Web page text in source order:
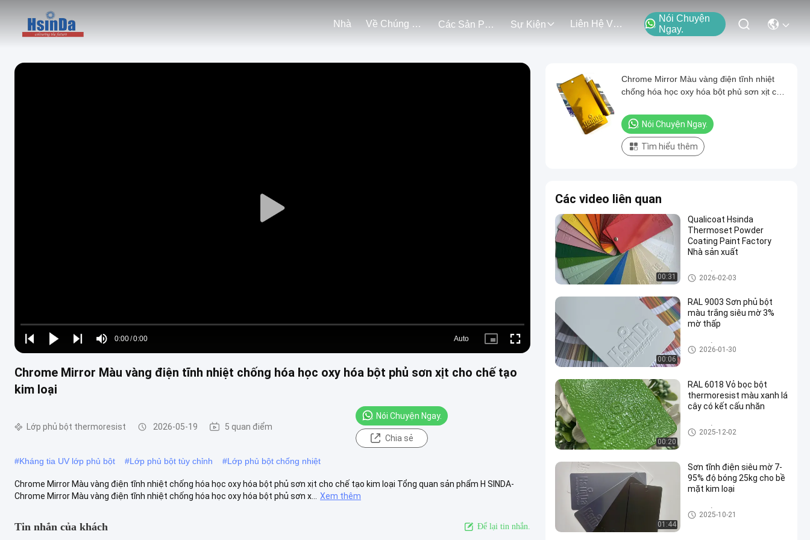
Nhà Về Chúng Tôi Các Sản Phẩm Sự Kiện Liên Hệ Với Chúng Tôi
Nói Chuyện
Ngay.
Play
Play
Play
Play
Mute
Time
0:00/0:00
Loaded:
0%
Auto
Picture- Fullscreen
Chrome Mirror Màu vàng điện tĩnh nhiệt chống hóa học oxy hóa bột phủ sơn xịt cho chế tạo
kim loại
Lớp phủ bột thermoresist 2026-05-19 5 quan điểm
Nói Chuyện Ngay.
Chia sẻ
#Kháng tia UV lớp phủ bột #Lớp phủ bột tùy chỉnh #Lớp phủ bột chống nhiệt
Chrome Mirror Màu vàng điện tĩnh nhiệt chống hóa học oxy hóa bột phủ sơn xịt cho chế tạo kim loại Tổng quan sản phẩm H SINDA-
Chrome Mirror Màu vàng điện tĩnh nhiệt chống hóa học oxy hóa bột phủ sơn x...
Xem thêm
Tin nhắn của khách Để lại tin nhắn.
Chrome Mirror Màu vàng điện tĩnh nhiệt
chống hóa học oxy hóa bột phủ sơn xịt cho
Nói Chuyện Ngay.
Tìm hiểu thêm
Các video liên quan
00:31
Qualicoat Hsinda
Thermoset Powder
Coating Paint Factory
Nhà sản xuất
Lớp phủ bột thermoresist
2026-02-03
00:06
RAL 9003 Sơn phủ bột
màu trắng siêu mờ 3%
mờ thấp
Lớp phủ bột thermoresist
2026-01-30
00:20
RAL 6018 Vỏ bọc bột
thermoresist màu xanh lá
cây có kết cấu nhăn
Lớp phủ bột thermoresist
2025-12-02
01:44
Sơn tĩnh điện siêu mờ 7-
95% độ bóng 25kg cho bề
mặt kim loại
Lớp phủ bột thermoresist
2025-10-21